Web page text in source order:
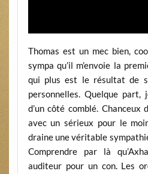
Thomas est un mec bien,
sympa qu’il m’envoie la
qui plus est le résultat de
personnelles. Quelque part,
d’un côté comblé.
avec un sérieux pour le
draine une véritable
Comprendre par là
auditeur pour un con. Les